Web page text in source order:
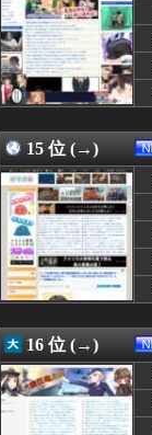
08/07 13:03
08/07 13:03
08/07 13:03
08/07 13:02
08/07 13:02
08/07 13:01
08/07 13:01
15 位 (→)
16 位 (→)